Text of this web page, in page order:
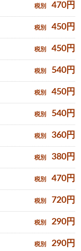
税別 470 円
税別 450 円
税別 450 円
税別 540 円
税別 450 円
税別 540 円
税別 360 円
税別 380 円
税別 470 円
税別 720 円
税別 290 円
税別 290 円